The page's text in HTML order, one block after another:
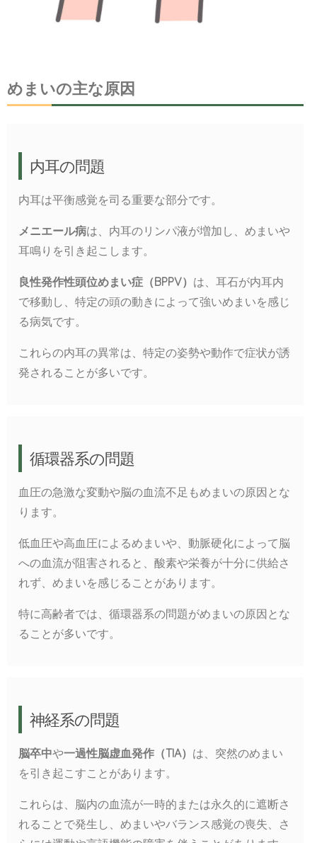
めまいの主な原因
内耳の問題
内耳は平衡感覚を司る重要な部分です。
メニエール病は、内耳のリンパ液が増加し、めまいや
耳鳴りを引き起こします。
良性発作性頭位めまい症（BPPV） は、耳石が内耳内
で移動し、特定の頭の動きによって強いめまいを感じ
る病気です。
これらの内耳の異常は、特定の姿勢や動作で症状が誘
発されることが多いです。
循環器系の問題
血圧の急激な変動や脳の血流不足もめまいの原因とな
ります。
低血圧や高血圧によるめまいや、動脈硬化によって脳
への血流が阻害されると、酸素や栄養が十分に供給さ
れず、めまいを感じることがあります。
特に高齢者では、循環器系の問題がめまいの原因とな
ることが多いです。
神経系の問題
脳卒中や一過性脳虚血発作（TIA） は、突然のめまい
を引き起こすことがあります。
これらは、脳内の血流が一時的または永久的に遮断さ
れることで発生し、めまいやバランス感覚の喪失、さ